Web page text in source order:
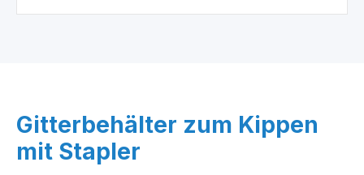
Gitterbehälter zum Kippen
mit Stapler